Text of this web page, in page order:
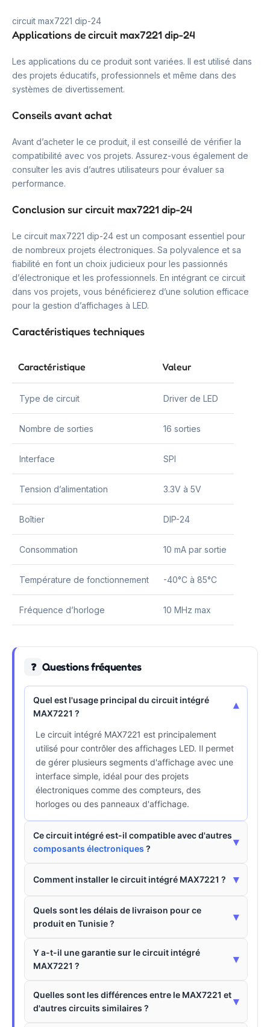
circuit max7221 dip-24
Applications de circuit max7221 dip-24
Les applications du ce produit sont variées. Il est utilisé dans
des projets éducatifs, professionnels et même dans des
systèmes de divertissement.
Conseils avant achat
Avant d’acheter le ce produit, il est conseillé de vérifier la
compatibilité avec vos projets. Assurez-vous également de
consulter les avis d’autres utilisateurs pour évaluer sa
performance.
Conclusion sur circuit max7221 dip-24
Le circuit max7221 dip-24 est un composant essentiel pour
de nombreux projets électroniques. Sa polyvalence et sa
fiabilité en font un choix judicieux pour les passionnés
d’électronique et les professionnels. En intégrant ce circuit
dans vos projets, vous bénéficierez d’une solution efficace
pour la gestion d’affichages à LED.
Caractéristiques techniques
Caractéristique Valeur
Type de circuit Driver de LED
Nombre de sorties 16 sorties
Interface SPI
Tension d’alimentation 3.3V à 5V
Boîtier DIP-24
Consommation 10 mA par sortie
Température de fonctionnement -40°C à 85°C
Fréquence d’horloge 10 MHz max
❓ Questions fréquentes
Quel est l'usage principal du circuit intégré
MAX7221 ?
▾
Le circuit intégré MAX7221 est principalement
utilisé pour contrôler des affichages LED. Il permet
de gérer plusieurs segments d'affichage avec une
interface simple, idéal pour des projets
électroniques comme des compteurs, des
horloges ou des panneaux d'affichage.
Ce circuit intégré est-il compatible avec d'autres
composants électroniques ?
▾
Comment installer le circuit intégré MAX7221 ? ▾
Quels sont les délais de livraison pour ce
produit en Tunisie ?
▾
Y a-t-il une garantie sur le circuit intégré
MAX7221 ?
▾
Quelles sont les différences entre le MAX7221 et
d'autres circuits similaires ?
▾